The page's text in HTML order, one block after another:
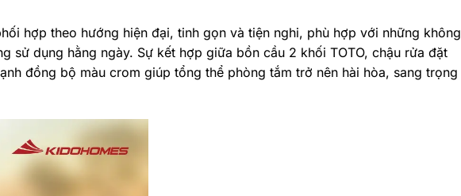
hợp theo hướng hiện đại, tinh gọn và tiện nghi, phù hợp với những không
sử dụng hằng ngày. Sự kết hợp giữa bồn cầu 2 khối TOTO, chậu rửa đặt
đồng bộ màu crom giúp tổng thể phòng tắm trở nên hài hòa, sang trọng